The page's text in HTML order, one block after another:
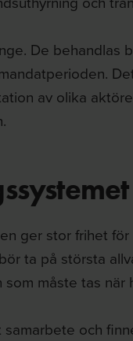
De behandlas
av olika
ger stor frihet
ta på största
måste tas när
och